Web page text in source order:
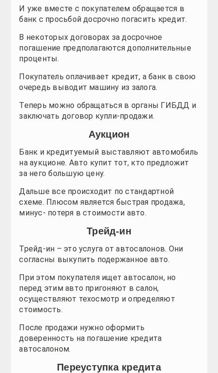
СТО
Обзоры
Новости
Все для авто
Автошоу
Таблицы
Полезно
СТО
Обзоры
Новости
Все для авто
Автошоу
Таблицы
Полезно
Новинки
Автопром
СТО
Обзоры
Новости
СТО
Обзоры
Новости
Все для авто
Автошоу
Таблицы
Полезно
Новинки
Автопром
СТО
Обзоры
Новости
СТО
Обзоры
Новости
Все для авто
Автошоу
Таблицы
Полезно
Новинки
Автопром
СТО
Обзоры
Новости
СТО
Обзоры
Новости
Все для авто
Автошоу
Таблицы
Полезно
Новинки
Автопром
СТО
Обзоры
Новости
И уже вместе с покупателем обращается в
банк с просьбой досрочно погасить кредит.
В некоторых договорах за досрочное
погашение предполагаются дополнительные
проценты.
Покупатель оплачивает кредит, а банк в свою
очередь выводит машину из залога.
Теперь можно обращаться в органы ГИБДД и
заключать договор купли-продажи.
Аукцион
Банк и кредитуемый выставляют автомобиль
на аукционе. Авто купит тот, кто предложит
за него большую цену.
Дальше все происходит по стандартной
схеме. Плюсом является быстрая продажа,
минус- потеря в стоимости авто.
Трейд-ин
Трейд-ин – это услуга от автосалонов. Они
согласны выкупить подержанное авто.
При этом покупателя ищет автосалон, но
перед этим авто пригоняют в салон,
осуществляют техосмотр и определяют
стоимость.
После продажи нужно оформить
доверенность на погашение кредита
автосалоном.
Переуступка кредита